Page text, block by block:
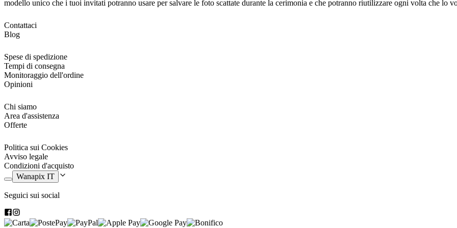
modello unico che i tuoi invitati potranno usare per salvare le foto scattate durante la cerimonia e che potranno riutilizzare ogni volta che lo
Contattaci
Blog
Spese di spedizione
Tempi di consegna
Monitoraggio dell'ordine
Opinioni
Chi siamo
Area d'assistenza
Offerte
Politica sui Cookies
Avviso legale
Condizioni d'acquisto
Wanapix IT
Seguici sui social